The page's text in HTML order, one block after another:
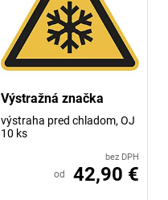
Výstražná značka
výstraha pred chladom, OJ
10 ks
bez DPH
od 42,90 €